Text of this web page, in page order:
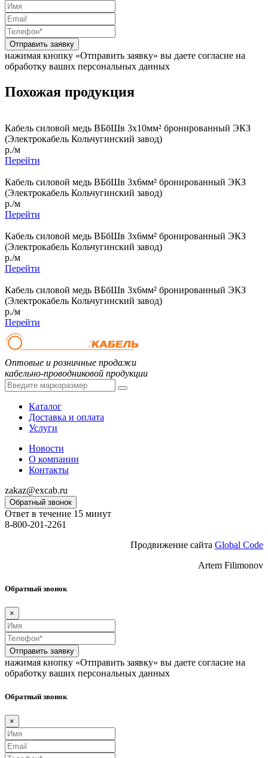
Отправить заявку
нажимая кнопку «Отправить заявку» вы даете согласие на
обработку ваших персональных данных
Похожая продукция
Кабель силовой медь ВБбШв 3x10мм² бронированный ЭКЗ
(Электрокабель Кольчугинский завод)
р./м
Перейти
Кабель силовой медь ВБбШв 3x6мм² бронированный ЭКЗ
(Электрокабель Кольчугинский завод)
р./м
Перейти
Кабель силовой медь ВБбШв 3x6мм² бронированный ЭКЗ
(Электрокабель Кольчугинский завод)
р./м
Перейти
Кабель силовой медь ВБбШв 3x6мм² бронированный ЭКЗ
(Электрокабель Кольчугинский завод)
р./м
Перейти
Оптовые и розничные продажи
кабельно-проводниковой продукции
Каталог
Доставка и оплата
Услуги
Новости
О компании
Контакты
zakaz@excab.ru
Обратный звонок
Ответ в течение 15 минут
8-800-201-2261
Продвижение сайта Global Code
Artem Filimonov
Обратный звонок
×
Отправить заявку
нажимая кнопку «Отправить заявку» вы даете согласие на
обработку ваших персональных данных
Обратный звонок
×